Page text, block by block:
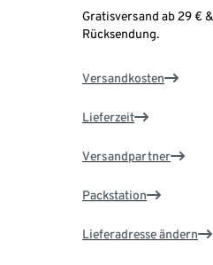
Gratisversand ab 29 €
Rücksendung.
Versandkosten
Lieferzeit
Versandpartner
Packstation
Lieferadresse ändern